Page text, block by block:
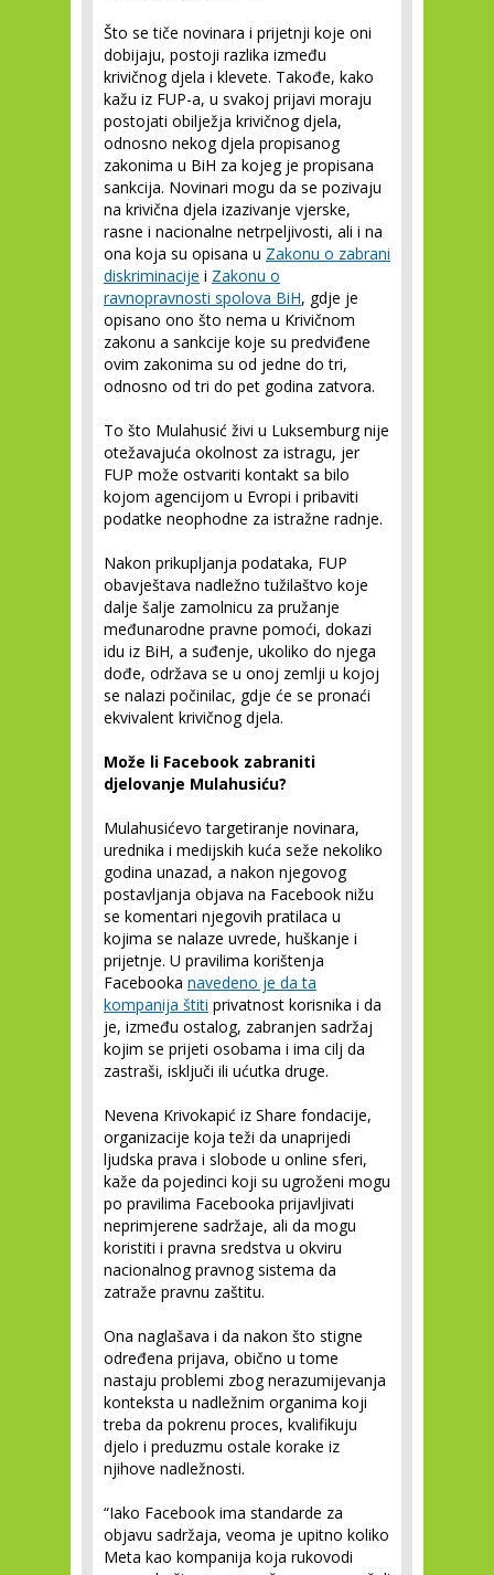
Što se tiče novinara i prijetnji koje oni
dobijaju, postoji razlika između
krivičnog djela i klevete. Takođe, kako
kažu iz FUP-a, u svakoj prijavi moraju
postojati obilježja krivičnog djela,
odnosno nekog djela propisanog
zakonima u BiH za kojeg je propisana
sankcija. Novinari mogu da se pozivaju
na krivična djela izazivanje vjerske,
rasne i nacionalne netrpeljivosti, ali i na
ona koja su opisana u Zakonu o zabrani
diskriminacije i Zakonu o
ravnopravnosti spolova BiH, gdje je
opisano ono što nema u Krivičnom
zakonu a sankcije koje su predviđene
ovim zakonima su od jedne do tri,
odnosno od tri do pet godina zatvora.
To što Mulahusić živi u Luksemburg nije
otežavajuća okolnost za istragu, jer
FUP može ostvariti kontakt sa bilo
kojom agencijom u Evropi i pribaviti
podatke neophodne za istražne radnje.
Nakon prikupljanja podataka, FUP
obavještava nadležno tužilaštvo koje
dalje šalje zamolnicu za pružanje
međunarodne pravne pomoći, dokazi
idu iz BiH, a suđenje, ukoliko do njega
dođe, održava se u onoj zemlji u kojoj
se nalazi počinilac, gdje će se pronaći
ekvivalent krivičnog djela.
Može li Facebook zabraniti
djelovanje Mulahusiću?
Mulahusićevo targetiranje novinara,
urednika i medijskih kuća seže nekoliko
godina unazad, a nakon njegovog
postavljanja objava na Facebook nižu
se komentari njegovih pratilaca u
kojima se nalaze uvrede, huškanje i
prijetnje. U pravilima korištenja
Facebooka navedeno je da ta
kompanija štiti privatnost korisnika i da
je, između ostalog, zabranjen sadržaj
kojim se prijeti osobama i ima cilj da
zastraši, isključi ili ućutka druge.
Nevena Krivokapić iz Share fondacije,
organizacije koja teži da unaprijedi
ljudska prava i slobode u online sferi,
kaže da pojedinci koji su ugroženi mogu
po pravilima Facebooka prijavljivati
neprimjerene sadržaje, ali da mogu
koristiti i pravna sredstva u okviru
nacionalnog pravnog sistema da
zatraže pravnu zaštitu.
Ona naglašava i da nakon što stigne
određena prijava, obično u tome
nastaju problemi zbog nerazumijevanja
konteksta u nadležnim organima koji
treba da pokrenu proces, kvalifikuju
djelo i preduzmu ostale korake iz
njihove nadležnosti.
“Iako Facebook ima standarde za
objavu sadržaja, veoma je upitno koliko
Meta kao kompanija koja rukovodi